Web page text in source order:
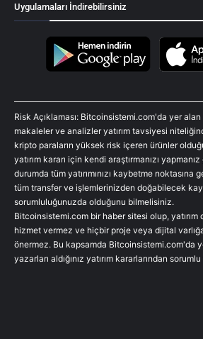
Uygulamaları İndirebilirsiniz
Risk Açıklaması: Bitcoinsistemi.com'da yer
makaleler ve analizler yatırım tavsiyesi
kripto paraların yüksek risk içeren ürünler
yatırım kararı için kendi araştırmanızı
durumda tüm yatırımınızı kaybetme noktasına
tüm transfer ve işlemlerinizden doğabilecek
sorumluluğunuzda olduğunu bilmelisiniz.
Bitcoinsistemi.com bir haber sitesi olup, yatırım
hizmet vermez ve hiçbir proje veya dijital varlığa
önermez. Bu kapsamda Bitcoinsistemi.com'da
yazarları aldığınız yatırım kararlarından